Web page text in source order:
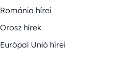
Románia hírei
Orosz hírek
Európai Unió hírei